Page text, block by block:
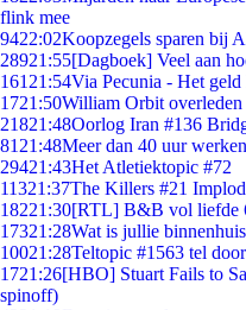
flink mee
9422:02Koopzegels sparen bij
28921:55[Dagboek] Veel aan
161 21:54Via Pecunia - Het
1721:50William Orbit overleden
21821:48Oorlog Iran #136
81 21:48Meer dan 40 uur
29421:43Het Atletiektopic #72
11321:37The Killers #21
18221:30[RTL] B&B vol liefde
17321:28Wat is jullie
10021:28Teltopic #1563 tel
1721:26[HBO] Stuart Fails to
spinoff)